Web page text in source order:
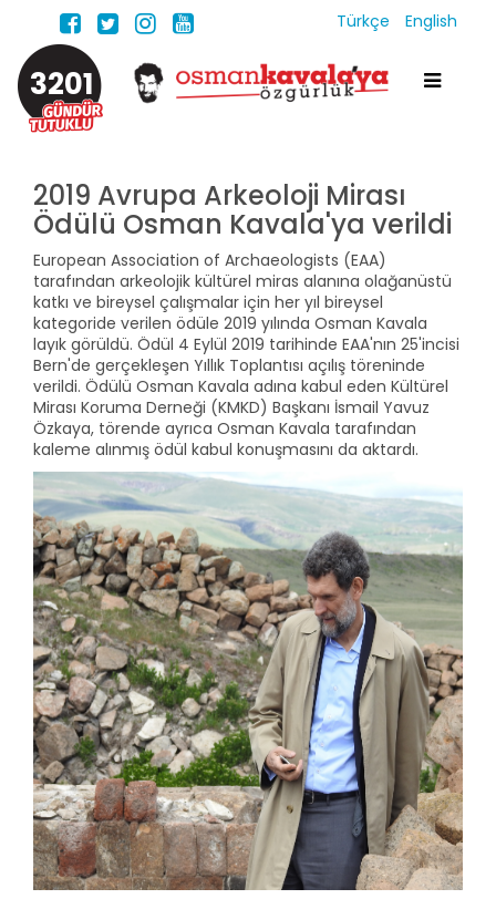
Türkçe English
3201
2019 Avrupa Arkeoloji Mirası
Ödülü Osman Kavala'ya verildi
European Association of Archaeologists (EAA)
tarafından arkeolojik kültürel miras alanına olağanüstü
katkı ve bireysel çalışmalar için her yıl bireysel
kategoride verilen ödüle 2019 yılında Osman Kavala
layık görüldü. Ödül 4 Eylül 2019 tarihinde EAA'nın 25'incisi
Bern'de gerçekleşen Yıllık Toplantısı açılış töreninde
verildi. Ödülü Osman Kavala adına kabul eden Kültürel
Mirası Koruma Derneği (KMKD) Başkanı İsmail Yavuz
Özkaya, törende ayrıca Osman Kavala tarafından
kaleme alınmış ödül kabul konuşmasını da aktardı.